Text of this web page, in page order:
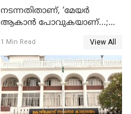
നടന്നതിതാണ്, ‘മേയർ
ആകാൻ പോവുകയാണ്...;
മുഖ്യമന്ത്രിയുടെ ഓഫീസ്
തന്നെ വിശദീകരിയ്ക്കുന്നു;
സത്യമിതാണ്
1 Min Read View All